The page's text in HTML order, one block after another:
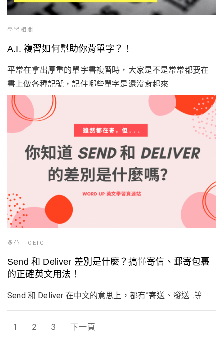
學習相關
A.I. 複習如何幫助你背單字？！
平常在拿出厚重的單字書複習時，大家是不是常常都要在
書上做各種記號，記住哪些單字是還沒背起來
多益 TOEIC
Send 和 Deliver 差別是什麼？搞懂寄信、郵寄包裹
的正確英文用法！
Send 和 Deliver 在中文的意思上，都有”寄送、發送…等
1 2 3 下一頁